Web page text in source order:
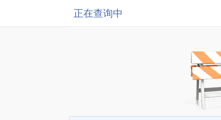
正在查询中